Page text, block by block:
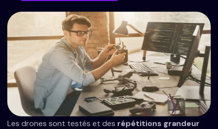
Les drones sont testés et des répétitions grandeur